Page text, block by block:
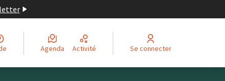
Agenda Activité Se connecter